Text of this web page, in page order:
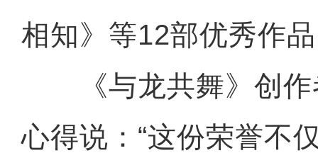
相知》等12部优秀作
《与龙共舞》创作
心得说：“这份荣誉不